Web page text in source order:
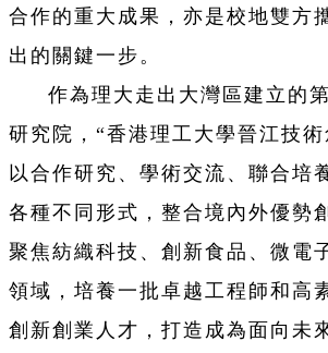
合作的重大成果，亦是校地雙方
出的關鍵一步。
作為理大走出大灣區建立的
研究院，“香港理工大學晉江技
以合作研究、學術交流、聯合培
各種不同形式，整合境內外優勢
聚焦紡織科技、創新食品、微電
領域，培養一批卓越工程師和高
創新創業人才，打造成為面向未